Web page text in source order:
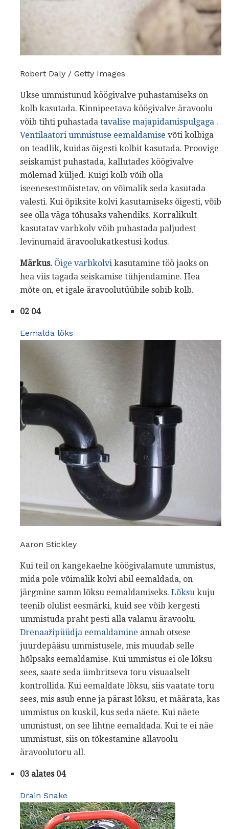
Robert Daly / Getty Images
Ukse ummistunud köögivalve puhastamiseks on
kolb kasutada. Kinnipeetava köögivalve äravoolu
võib tihti puhastada tavalise majapidamispulgaga .
Ventilaatori ummistuse eemaldamise võti kolbiga
on teadlik, kuidas õigesti kolbit kasutada. Proovige
seiskamist puhastada, kallutades köögivalve
mõlemad küljed. Kuigi kolb võib olla
iseenesestmõistetav, on võimalik seda kasutada
valesti. Kui õpiksite kolvi kasutamiseks õigesti, võib
see olla väga tõhusaks vahendiks. Korralikult
kasutatav varbkolv võib puhastada paljudest
levinumaid äravoolukatkestusi kodus.
Märkus. Õige varbkolvi kasutamine töö jaoks on
hea viis tagada seiskamise tühjendamine. Hea
mõte on, et igale äravoolutüübile sobib kolb.
02 04
Eemalda lõks
Aaron Stickley
Kui teil on kangekaelne köögivalamute ummistus,
mida pole võimalik kolvi abil eemaldada, on
järgmine samm lõksu eemaldamiseks. Lõksu kuju
teenib olulist eesmärki, kuid see võib kergesti
ummistuda praht pesti alla valamu äravoolu.
Drenaažipüüdja ​​eemaldamine annab otsese
juurdepääsu ummistusele, mis muudab selle
hõlpsaks eemaldamise. Kui ummistus ei ole lõksu
sees, saate seda ümbritseva toru visuaalselt
kontrollida. Kui eemaldate lõksu, siis vaatate toru
sees, mis asub enne ja pärast lõksu, et määrata, kas
ummistus on kuskil, kus seda näete. Kui näete
ummistust, on see lihtne eemaldada. Kui te ei näe
ummistust, siis on tõkestamine allavoolu
äravoolutoru all.
03 alates 04
Drain Snake